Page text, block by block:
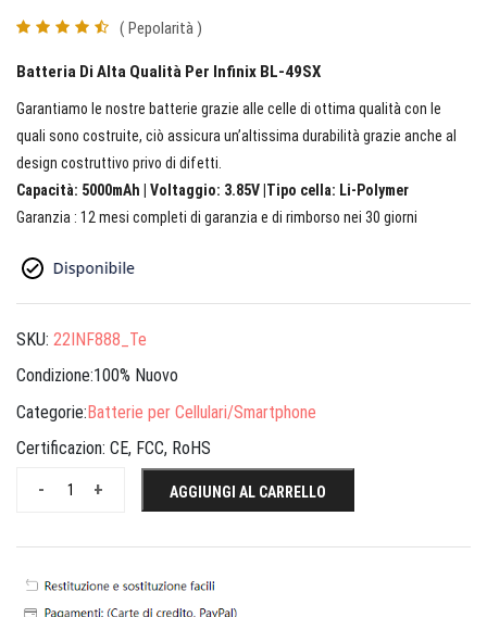
( Pepolarità )
Batteria Di Alta Qualità Per Infinix BL-49SX
Garantiamo le nostre batterie grazie alle celle di ottima qualità con le
quali sono costruite, ciò assicura un’altissima durabilità grazie anche al
design costruttivo privo di difetti.
Capacità: 5000mAh | Voltaggio: 3.85V |Tipo cella: Li-Polymer
Garanzia : 12 mesi completi di garanzia e di rimborso nei 30 giorni
SKU: 22INF888_Te
Condizione:100% Nuovo
Categorie:Batterie per Cellulari/Smartphone
Certificazion: CE, FCC, RoHS
+
- AGGIUNGI AL CARRELLO